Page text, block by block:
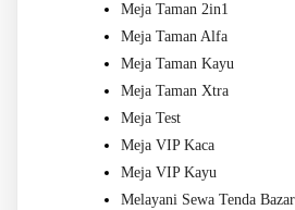
Meja Taman 2in1
Meja Taman Alfa
Meja Taman Kayu
Meja Taman Xtra
Meja Test
Meja VIP Kaca
Meja VIP Kayu
Melayani Sewa Tenda